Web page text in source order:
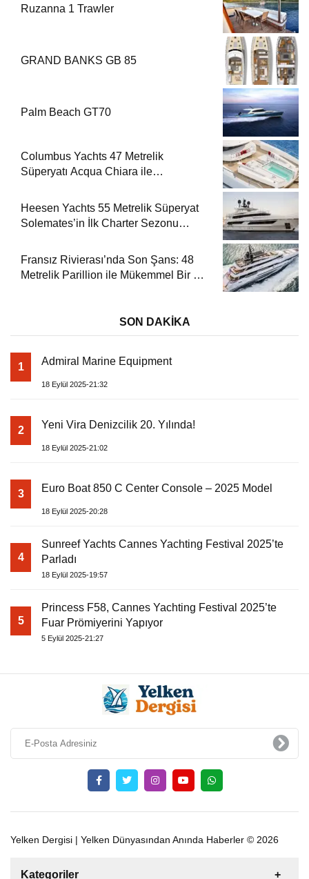
Ruzanna 1 Trawler
GRAND BANKS GB 85
Palm Beach GT70
Columbus Yachts 47 Metrelik
Süperyatı Acqua Chiara ile
Heesen Yachts 55 Metrelik Süperyat
Solemates’in İlk Charter Sezonu
Fransız Rivierası’nda Son Şans: 48
Metrelik Parillion ile Mükemmel Bir Yat
SON DAKİKA
1 Admiral Marine Equipment
18 Eylül 2025-21:32
2 Yeni Vira Denizcilik 20. Yılında!
18 Eylül 2025-21:02
3 Euro Boat 850 C Center Console – 2025 Model
18 Eylül 2025-20:28
4
Sunreef Yachts Cannes Yachting Festival 2025’te
Parladı
18 Eylül 2025-19:57
5
Princess F58, Cannes Yachting Festival 2025’te
Fuar Prömiyerini Yapıyor
5 Eylül 2025-21:27
Yelken Dergisi | Yelken Dünyasından Anında Haberler © 2026
Kategoriler